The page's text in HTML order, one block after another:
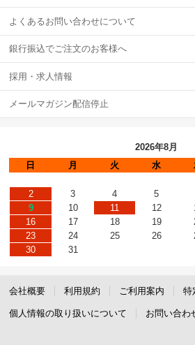
よくあるお問い合わせについて
銀行振込でご注文のお客様へ
採用・求人情報
メールマガジン配信停止
2026年8月
日
月 火 水
2
3 4 5
9
10 11 12
16
17 18 19
23
24 25 26
30
31
会社概要 利用規約 ご利用案内 特
個人情報の取り扱いについて お問い合わ